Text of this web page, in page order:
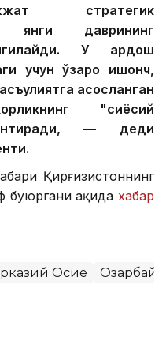
стратегик
янги даврининг
У қардош
учун ўзаро ишонч,
асосланган
"сиёсий
— деди
Қирғизистоннинг
буюргани ҳақида хабар
Осиё